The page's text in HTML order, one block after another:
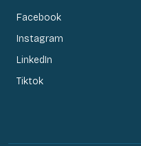
Facebook
Instagram
LinkedIn
Tiktok